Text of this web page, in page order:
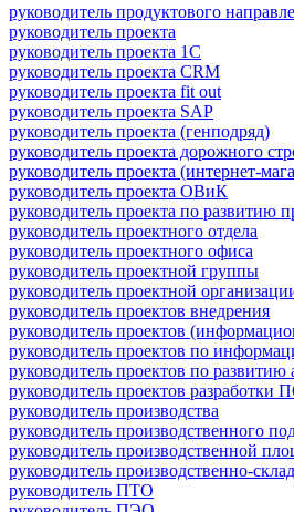
руководитель продуктового
руководитель проекта
руководитель проекта 1C
руководитель проекта CRM
руководитель проекта fit out
руководитель проекта SAP
руководитель проекта (генподряд)
руководитель проекта дорожного
руководитель проекта (интернет-
руководитель проекта ОВиК
руководитель проекта по развитию
руководитель проектного отдела
руководитель проектного офиса
руководитель проектной группы
руководитель проектной
руководитель проектов внедрения
руководитель проектов
руководитель проектов по
руководитель проектов по развитию
руководитель проектов разработки
руководитель производства
руководитель производственного
руководитель производственной
руководитель производственно-
руководитель ПТО